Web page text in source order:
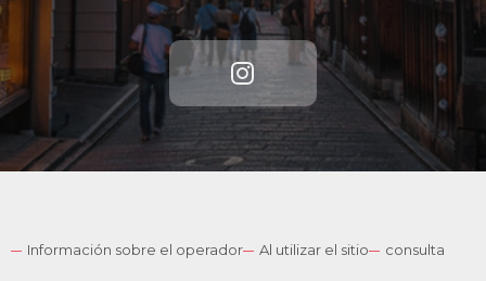
Información sobre el operador Al utilizar el sitio consulta